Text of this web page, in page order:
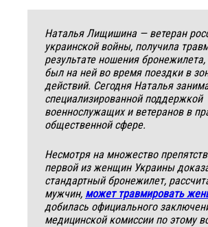
Наталья Лищишина — ветеран
украинской войны, получила
результате ношения
был на ней во время поездки в
действий. Сегодня Наталья
специализированной поддержкой
военнослужащих и ветеранов в
общественной сфере.
Несмотря на множество
первой из женщин Украины
стандартный бронежилет,
мужчин, может травмировать
добилась официального
медицинской комиссии по этому